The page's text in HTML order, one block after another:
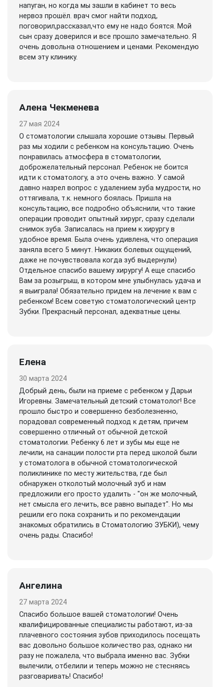
напуган, но когда мы зашли в кабинет то весь
нервоз прошёл. врач смог найти подход,
поговорил,рассказал,что ему не надо боятся. Мой
сын сразу доверился и все прошло замечательно. Я
очень довольна отношением и ценами. Рекомендую
всем эту клинику.
Алена Чекменева
27 мая 2024
О стоматологии слышала хорошие отзывы. Первый
раз мы ходили с ребенком на консультацию. Очень
понравилась атмосфера в стоматологии,
доброжелательный персонал. Ребенок не боится
идти к стоматологу, а это очень важно. У самой
давно назрел вопрос с удалением зуба мудрости, но
оттягивала, т.к. немного боялась. Пришла на
консультацию, все подробно объяснили, что такие
операции проводит опытный хирург, сразу сделали
снимок зуба. Записалась на прием к хирургу в
удобное время. Была очень удивлена, что операция
заняла всего 5 минут. Никаких болевых ощущений,
даже не почувствовала когда зуб выдернули)
Отдельное спасибо вашему хирургу! А еще спасибо
Вам за розыгрыш, в котором мне улыбнулась удача и
я выиграла! Обязательно придем на лечение к вам с
ребенком! Всем советую стоматологический центр
Зубки. Прекрасный персонал, адекватные цены.
Елена
30 марта 2024
Добрый день, были на приеме с ребенком у Дарьи
Игоревны. Замечательный детский стоматолог! Все
прошло быстро и совершенно безболезненно,
порадовал современный подход к детям, причем
совершенно отличный от обычной детской
стоматологии. Ребенку 6 лет и зубы мы еще не
лечили, на санации полости рта перед школой были
у стоматолога в обычной стоматологической
поликлинике по месту жительства, где был
обнаружен отколотый молочный зуб и нам
предложили его просто удалить - "он же молочный,
нет смысла его лечить, все равно выпадет". Но мы
решили его пока сохранить и по рекомендации
знакомых обратились в Стоматологию ЗУБКИ), чему
очень рады. Спасибо!
Ангелина
27 марта 2024
Спасибо большое вашей стоматологии! Очень
квалифицированные специалисты работают, из-за
плачевного состояния зубов приходилось посещать
вас довольно большое количество раз, однако ни
разу не пожалела, что выбрала именно вас. Зубки
вылечили, отбелили и теперь можно не стесняясь
разговаривать! Спасибо!